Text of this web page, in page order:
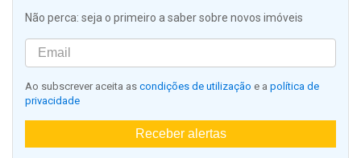
Não perca: seja o primeiro a saber sobre novos imóveis
Ao subscrever aceita as condições de utilização e a política de
privacidade
Receber alertas